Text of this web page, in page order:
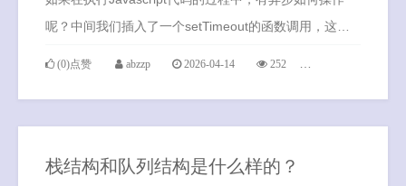
呢？中间我们插入了一个setTimeout的函数调用，这个
(0)点赞 abzzp 2026-04-14 252
栈结构和队列结构是什么样的？